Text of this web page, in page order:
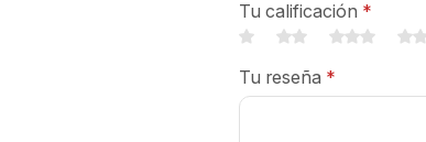
Tu calificación *
Tu reseña *